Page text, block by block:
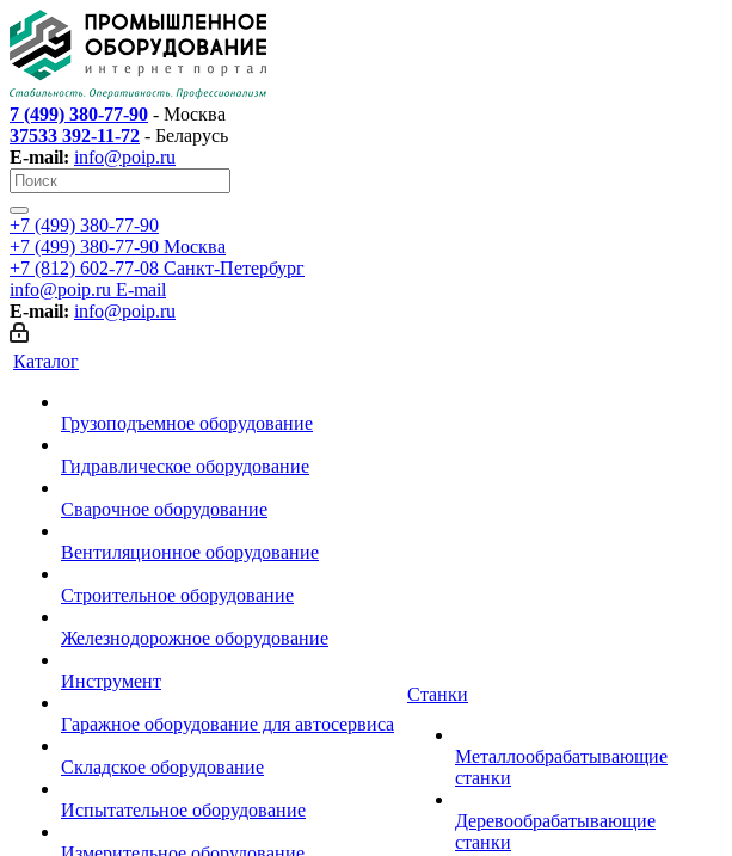
7 (499) 380-77-90 - Москва
37533 392-11-72 - Беларусь
E-mail: info@poip.ru
+7 (499) 380-77-90
+7 (499) 380-77-90 Москва
+7 (812) 602-77-08 Санкт-Петербург
info@poip.ru E-mail
E-mail: info@poip.ru
Каталог
Грузоподъемное оборудование
Гидравлическое оборудование
Сварочное оборудование
Вентиляционное оборудование
Строительное оборудование
Железнодорожное оборудование
Инструмент
Гаражное оборудование для автосервиса
Складское оборудование
Испытательное оборудование
Станки
Металлообрабатывающие
станки
Деревообрабатывающие
станки